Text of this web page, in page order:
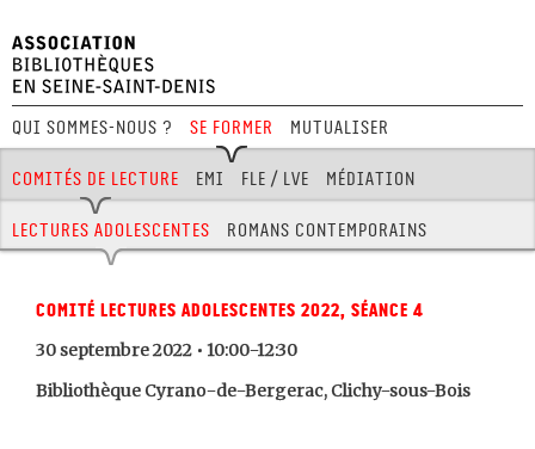
Qui sommes-nous ? Se former
Comités de lecture
Lectures adolescentes Romans contemporains
EMI FLE / LVE Médiation
Aménagement Jeux BD Journées pro
Mutualiser
Festival Hors Limites
Comité lectures adolescentes 2022, séance 4
30 septembre 2022 • 10:00-12:30
Bibliothèque Cyrano-de-Bergerac, Clichy-sous-Bois